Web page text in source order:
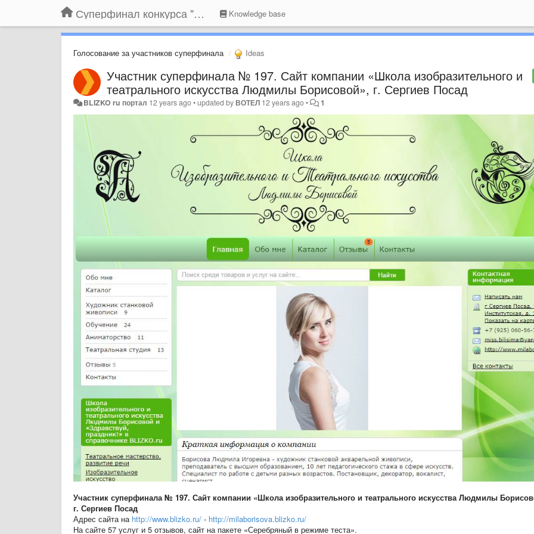
Суперфинал конкурса "Компания года-2014" на BLIZKO.ru Knowledge base
Голосование за участников суперфинала Ideas
Участник суперфинала № 197. Сайт компании «Школа изобразительного и
театрального искусства Людмилы Борисовой», г. Сергиев Посад
BLIZKO ru портал 12 years ago•updated byВОТЕЛ 12 years ago• 1
Участник суперфинала № 197. Сайт компании «Школа изобразительного и театрального искусства Людмилы
г. Сергиев Посад
Адрес сайта на http://www.blizko.ru/ - http://milaborisova.blizko.ru/
На сайте 57 услуг и 5 отзывов, сайт на пакете «Серебряный в режиме теста».